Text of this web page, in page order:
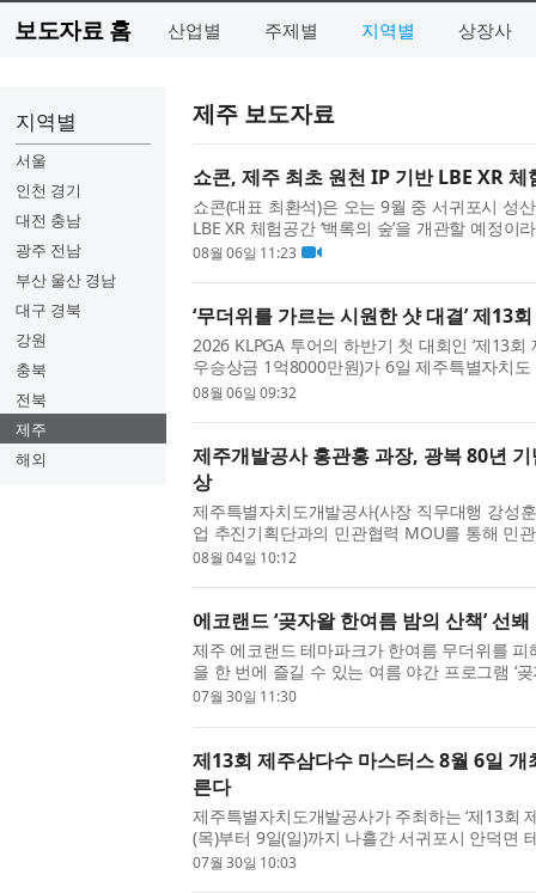
보도자료 홈 산업별 주제별 지역별 상장사
지역별
서울
인천 경기
대전 충남
광주 전남
부산 울산 경남
대구 경북
강원
충북
전북
제주
해외
제주 보도자료
쇼콘, 제주 최초 원천 IP 기반 LBE XR 체
쇼콘(대표 최환석)은 오는 9월 중 서귀포시 성
LBE XR 체험공간 ‘백록의 숲’을 개관할 예정이
시를 바라보는 데 머무르지 않고, VR HMD를
08월 06일 11:23
‘무더위를 가르는 시원한 샷 대결’ 제13
2026 KLPGA 투어의 하반기 첫 대회인 ‘제13회
우승상금 1억8000만원)가 6일 제주특별자치
72)에서 막을 올렸다. 올해로 13회를 맞은 제주
08월 06일 09:32
제주개발공사 홍관홍 과장, 광복 80년 기
상
제주특별자치도개발공사(사장 직무대행 강성
업 추진기획단과의 민관협력 MOU를 통해 민
공로를 인정받아 국민포장을 받았다고 4일 밝
08월 04일 10:12
에코랜드 ‘곶자왈 한여름 밤의 산책’ 선봬
제주 에코랜드 테마파크가 한여름 무더위를
을 한 번에 즐길 수 있는 여름 야간 프로그램 ‘
인다. 에코랜드는 오는 8월 1일부터 31일까지
07월 30일 11:30
제13회 제주삼다수 마스터스 8월 6일
른다
제주특별자치도개발공사가 주최하는 ‘제13회
(목)부터 9일(일)까지 나흘간 서귀포시 안덕면
총상금 10억원, 우승상금 1억8000만원 규모로
07월 30일 10:03